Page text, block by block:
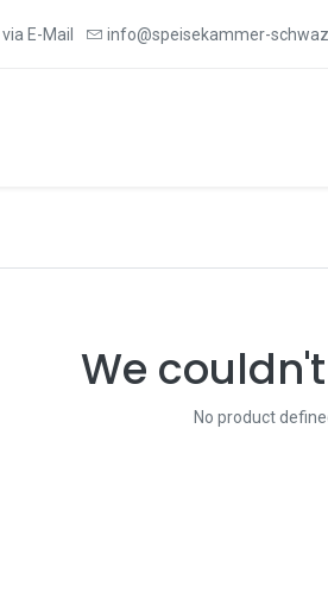
E-Mail info@speisekammer-
We
No product